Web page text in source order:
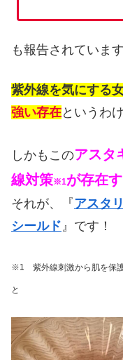
も報告されています
紫外線を気にする
強い存在というわ
しかもこのアスタ
線対策※1が存在
それが、『アスタ
シールド 』です！
※1 紫外線刺激から肌を保護
と